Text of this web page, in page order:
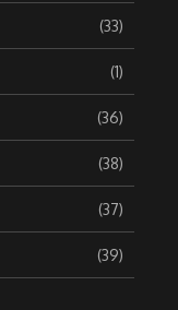
(33)
(1)
(36)
(38)
(37)
(39)